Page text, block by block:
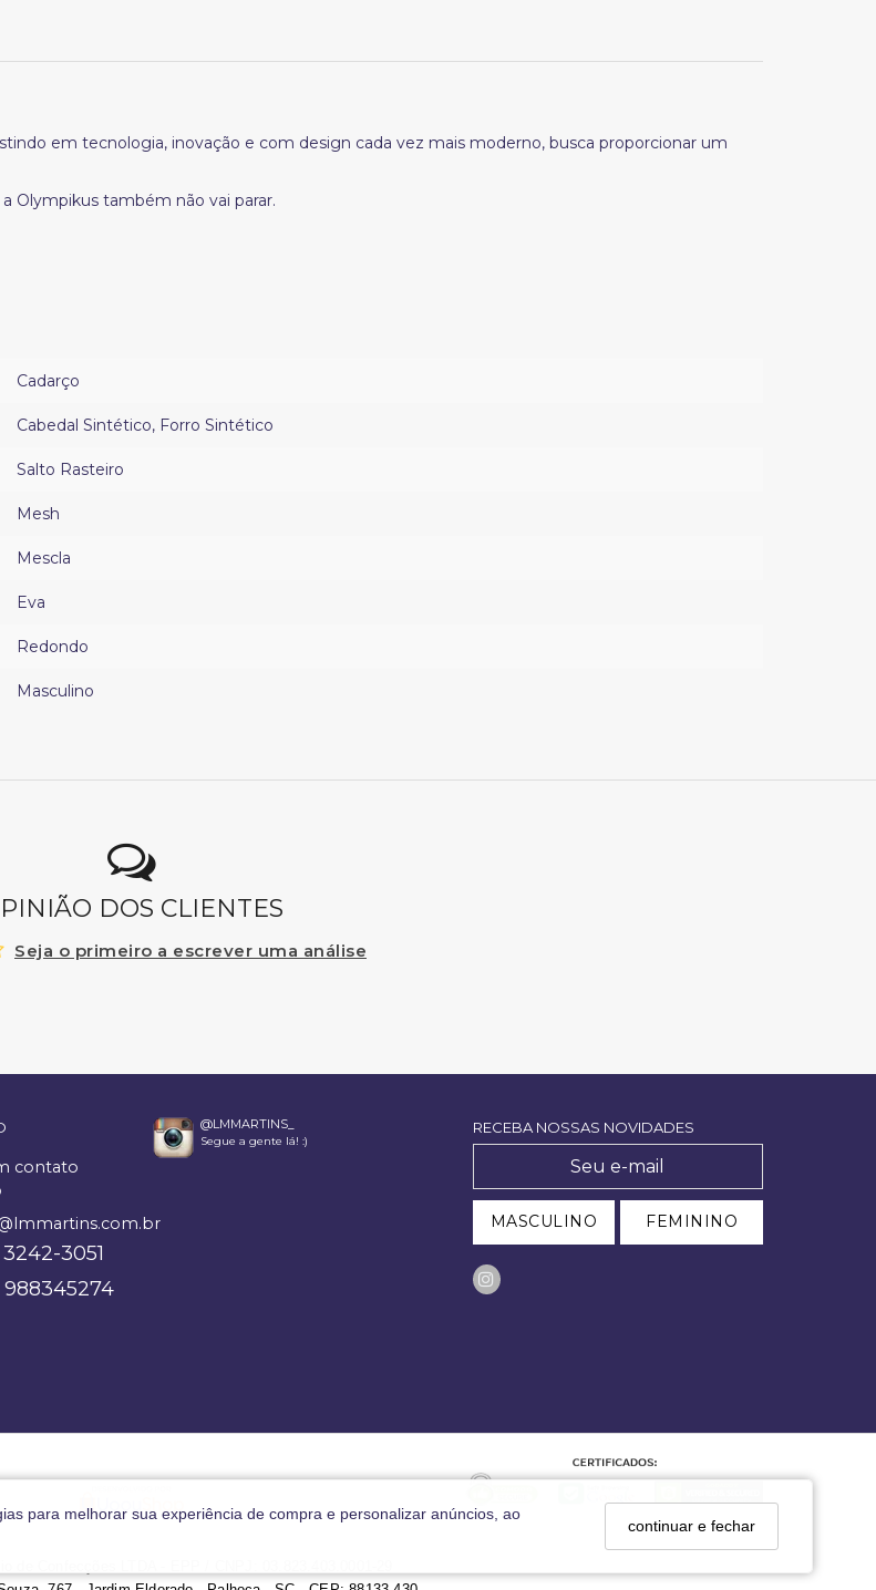
para melhorar sua experiência de compra e personalizar anúncios, ao
continuar e fechar
em tecnologia, inovação e com design cada vez mais moderno, busca proporcionar um
Olympikus também não vai parar.
Cadarço
Cabedal Sintético, Forro Sintético
Salto Rasteiro
Mesh
Mescla
Eva
Redondo
Masculino
DOS CLIENTES
Seja o primeiro a escrever uma análise
contato
3051
988345274
@LMMARTINS_
Segue a gente lá! :)
RECEBA NOSSAS NOVIDADES
MASCULINO FEMININO